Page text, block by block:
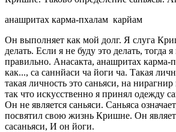
анашритах карма-пхалам карйам
Он выполняет как мой долг. Я слуга
делать. Если я не буду это делать, тогда
правильно. Анасакта, анашритах карма-
как..., са саннйаси ча йоги ча. Такая
такая личность это саньяси, на
так что искусственно я принял одежду
Он не является саньяси. Саньяса
посвятил свою жизнь Кришне. Он
сасаньяси, И он йоги.